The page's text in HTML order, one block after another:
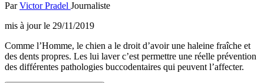
ParVictor Pradel Journaliste
mis à jour le 29/11/2019
Comme l’Homme, le chien a le droit d’avoir une haleine fraîche et
des dents propres. Les lui laver c’est permettre une réelle prévention
des différentes pathologies buccodentaires qui peuvent l’affecter.